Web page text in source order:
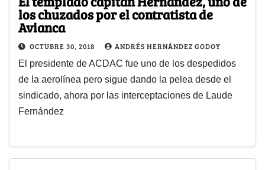
los chuzados por el contratista de
Avianca
OCTUBRE 30, 2018 ANDRÉS HERNÁNDEZ GODOY
El presidente de ACDAC fue uno de los despedidos
de la aerolínea pero sigue dando la pelea desde el
sindicado, ahora por las interceptaciones de Laude
Fernández